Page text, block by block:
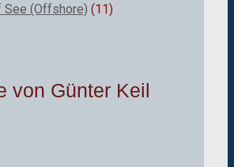
See (Offshore) (11)
von Günter Keil